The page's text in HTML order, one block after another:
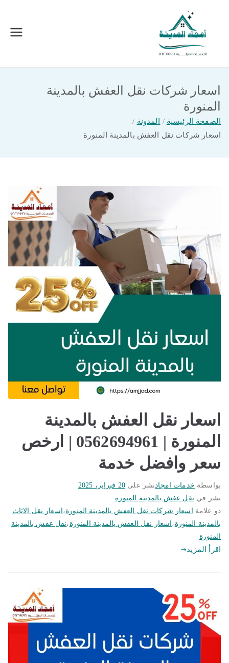
المحتوى
امجاد المدينة للخدمات المنزلية
اسعار شركات نقل العفش بالمدينة
المنورة
الصفحة الرئيسية
المدونة
اسعار شركات نقل العفش بالمدينة المنورة
اسعار نقل العفش بالمدينة
المنورة | 0562694961 | ارخص
سعر وافضل خدمة
بواسطة خدمات امجادنشر على 20 فبراير، 2025
نشر في نقل عفش بالمدينة المنورة
ذو علامة
اسعار شركات نقل العفش بالمدينة المنورة، اسعار نقل الاثاث
بالمدينة المنورة ، اسعار نقل العفش بالمدينة المنورة ،نقل عفش بالمدينة
المنورة
اقرأ المزيد